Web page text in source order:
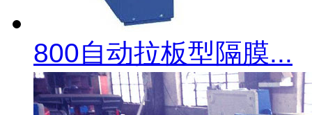
800自动拉板型隔膜...